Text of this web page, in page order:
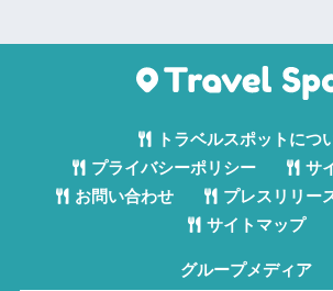
トラベルスポットにつ
プライバシーポリシー
サ
お問い合わせ
プレスリリー
サイトマップ
グループメディア